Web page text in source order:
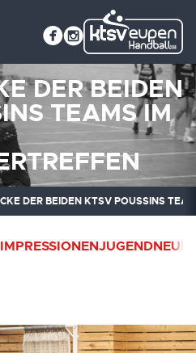
DER BEIDEN
TEAMS IM
DER BEIDEN KTSV POUSSINS
IMPRESSIONENJUGEND